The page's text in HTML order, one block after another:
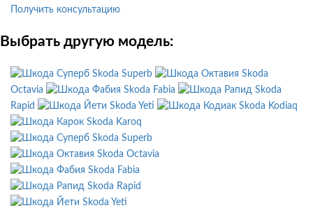
Получить консультацию
Выбрать другую модель:
Skoda Superb
Skoda
Octavia
Skoda Fabia
Skoda
Rapid
Skoda Yeti
Skoda Kodiaq
Skoda Karoq
Skoda Superb
Skoda Octavia
Skoda Fabia
Skoda Rapid
Skoda Yeti